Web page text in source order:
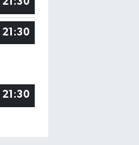
21:30
21:30
21:30